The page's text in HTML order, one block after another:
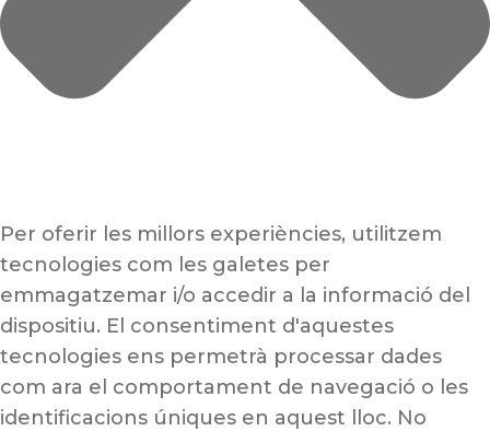
Per oferir les millors experiències, utilitzem
tecnologies com les galetes per
emmagatzemar i/o accedir a la informació del
dispositiu. El consentiment d'aquestes
tecnologies ens permetrà processar dades
com ara el comportament de navegació o les
identificacions úniques en aquest lloc. No